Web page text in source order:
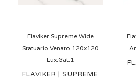
Flaviker Supreme Wide
Statuario Venato 120x120
Lux.Gat.1
FLAVIKER | SUPREME